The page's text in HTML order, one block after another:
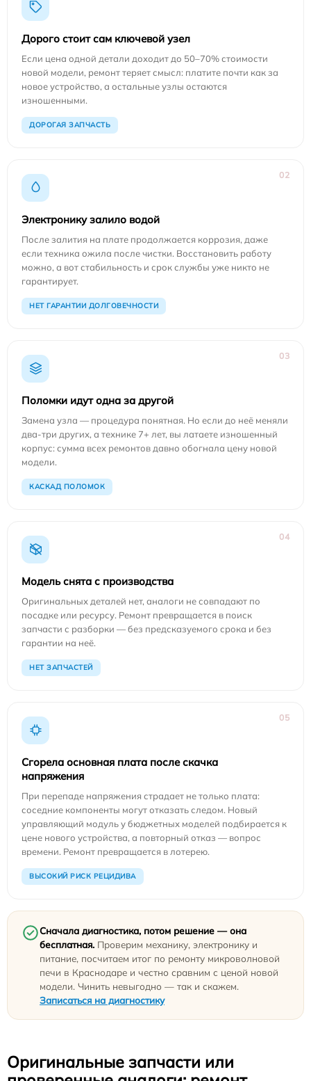
Дорого стоит сам ключевой узел
Если цена одной детали доходит до 50–70% стоимости
новой модели, ремонт теряет смысл: платите почти как за
новое устройство, а остальные узлы остаются
изношенными.
ДОРОГАЯ ЗАПЧАСТЬ
02
Электронику залило водой
После залития на плате продолжается коррозия, даже
если техника ожила после чистки. Восстановить работу
можно, а вот стабильность и срок службы уже никто не
гарантирует.
НЕТ ГАРАНТИИ ДОЛГОВЕЧНОСТИ
03
Поломки идут одна за другой
Замена узла — процедура понятная. Но если до неё меняли
два-три других, а технике 7+ лет, вы латаете изношенный
корпус: сумма всех ремонтов давно обогнала цену новой
модели.
КАСКАД ПОЛОМОК
04
Модель снята с производства
Оригинальных деталей нет, аналоги не совпадают по
посадке или ресурсу. Ремонт превращается в поиск
запчасти с разборки — без предсказуемого срока и без
гарантии на неё.
НЕТ ЗАПЧАСТЕЙ
05
Сгорела основная плата после скачка
напряжения
При перепаде напряжения страдает не только плата:
соседние компоненты могут отказать следом. Новый
управляющий модуль у бюджетных моделей подбирается к
цене нового устройства, а повторный отказ — вопрос
времени. Ремонт превращается в лотерею.
ВЫСОКИЙ РИСК РЕЦИДИВА
Сначала диагностика, потом решение — она
бесплатная. Проверим механику, электронику и
питание, посчитаем итог по ремонту микроволновой
печи в Краснодаре и честно сравним с ценой новой
модели. Чинить невыгодно — так и скажем.
Записаться на диагностику
Оригинальные запчасти или